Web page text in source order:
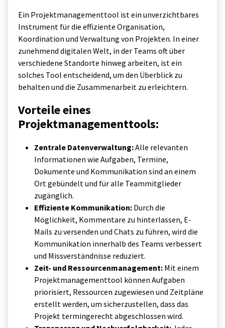
Ein Projektmanagementtool ist ein unverzichtbares
Instrument für die effiziente Organisation,
Koordination und Verwaltung von Projekten. In einer
zunehmend digitalen Welt, in der Teams oft über
verschiedene Standorte hinweg arbeiten, ist ein
solches Tool entscheidend, um den Überblick zu
behalten und die Zusammenarbeit zu erleichtern.
Vorteile eines
Projektmanagementtools:
Zentrale Datenverwaltung:Alle relevanten
Informationen wie Aufgaben, Termine,
Dokumente und Kommunikation sind an einem
Ort gebündelt und für alle Teammitglieder
zugänglich.
Effiziente Kommunikation: Durch die
Möglichkeit, Kommentare zu hinterlassen, E-
Mails zu versenden und Chats zu führen, wird die
Kommunikation innerhalb des Teams verbessert
und Missverständnisse reduziert.
Zeit- und Ressourcenmanagement: Mit einem
Projektmanagementtool können Aufgaben
priorisiert, Ressourcen zugewiesen und Zeitpläne
erstellt werden, um sicherzustellen, dass das
Projekt termingerecht abgeschlossen wird.